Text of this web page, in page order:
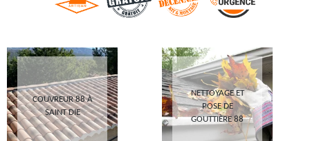
COUVREUR 88 À
SAINT DIE
NETTOYAGE ET
POSE DE
GOUTTIÈRE 88